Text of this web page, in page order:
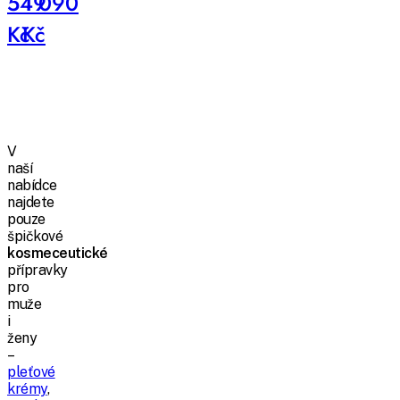
KčKč
V
naší
nabídce
najdete
pouze
špičkové
kosmeceutické
přípravky
pro
muže
i
ženy
–
pleťové
krémy,